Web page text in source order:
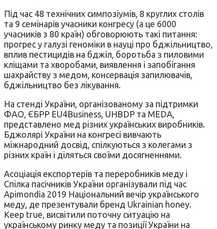
Під час 48 технічних симпозіумів, 8 круглих столів
та 9 семінарів учасники конгресу (а це 6000
учасників з 80 країн) обговорюють такі питання:
прогрес у галузі геноміки в науці про бджільництво,
вплив пестицидів на бджіл, боротьба з пиловими
кліщами та хворобами, виявлення і запобігання
шахрайству з медом, консервація запилювачів,
бджільництво без лікування.
На стенді України, організованому за підтримки
ФАО, ЄБРР EU4Business, UHBDP та MEDA,
представлено мед різних українських виробників.
Бджолярі України на конгресі вивчають
міжнародний досвід, спілкуються з колегами з
різних країн і діляться своїми досягненнями.
Асоціація експортерів та переробників меду і
Спілка пасічників України організували під час
Apimondia 2019 Національний вечір українського
меду, де презентували бренд Ukrainian honey.
Keep true, висвітили поточну ситуацію на
українському ринку меду та позиції України на